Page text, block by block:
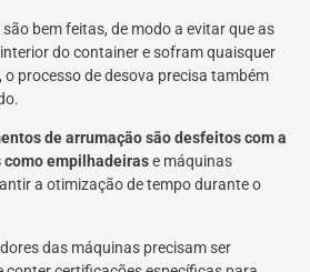
bem feitas, de modo a evitar que as
do container e sofram quaisquer
processo de desova precisa também
de arrumação são desfeitos com a
empilhadeirase máquinas
a otimização de tempo durante o
das máquinas precisam ser